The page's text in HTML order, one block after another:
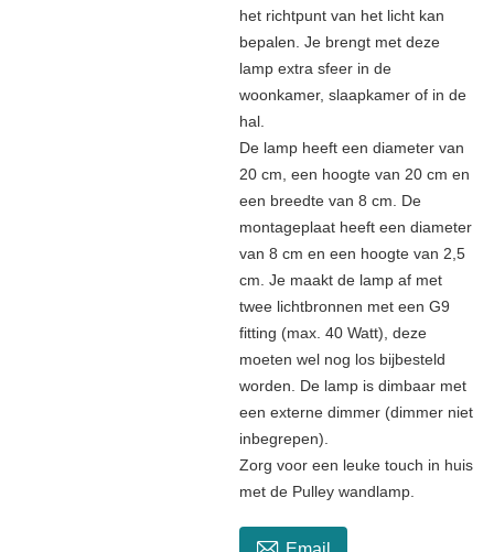
het richtpunt van het licht kan
bepalen. Je brengt met deze
lamp extra sfeer in de
woonkamer, slaapkamer of in de
hal.
De lamp heeft een diameter van
20 cm, een hoogte van 20 cm en
een breedte van 8 cm. De
montageplaat heeft een diameter
van 8 cm en een hoogte van 2,5
cm. Je maakt de lamp af met
twee lichtbronnen met een G9
fitting (max. 40 Watt), deze
moeten wel nog los bijbesteld
worden. De lamp is dimbaar met
een externe dimmer (dimmer niet
inbegrepen).
Zorg voor een leuke touch in huis
met de Pulley wandlamp.
